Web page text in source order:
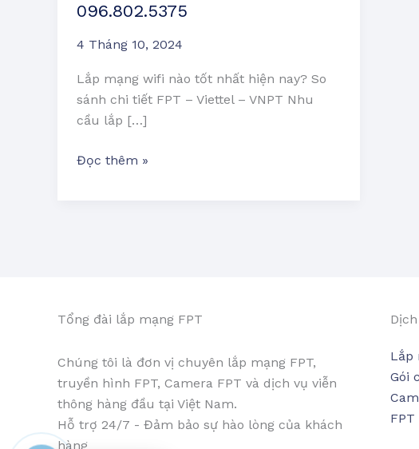
096.802.5375
4 Tháng 10, 2024
Lắp mạng wifi nào tốt nhất hiện nay? So
sánh chi tiết FPT – Viettel – VNPT Nhu
cầu lắp […]
Đọc thêm »
Tổng đài lắp mạng FPT
Chúng tôi là đơn vị chuyên lắp mạng FPT,
truyền hình FPT, Camera FPT và dịch vụ viễn
thông hàng đầu tại Việt Nam.
Hỗ trợ 24/7 - Đảm bảo sự hào lòng của khách
hàng
Lắp
Gói